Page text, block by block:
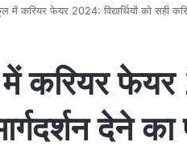
में करियर फेयर 2024: विद्यार्थियों को सही
करियर फेयर
देने